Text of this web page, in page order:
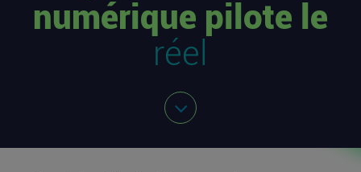
numérique pilote le
réel